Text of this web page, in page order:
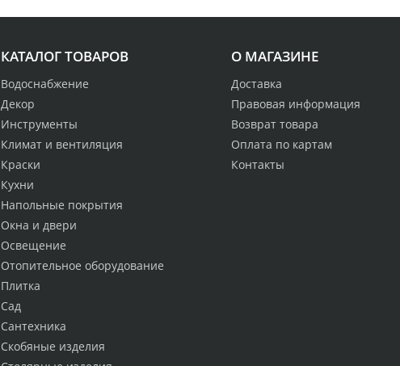
О МАГАЗИНЕ
Доставка
Правовая информация
Возврат товара
Оплата по картам
Контакты
КАТАЛОГ ТОВАРОВ
Водоснабжение
Декор
Инструменты
Климат и вентиляция
Краски
Кухни
Напольные покрытия
Окна и двери
Освещение
Отопительное оборудование
Плитка
Сад
Сантехника
Скобяные изделия